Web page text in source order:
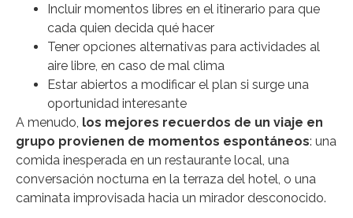
Incluir momentos libres en el itinerario para que
cada quien decida qué hacer
Tener opciones alternativas para actividades al
aire libre, en caso de mal clima
Estar abiertos a modificar el plan si surge una
oportunidad interesante
A menudo, los mejores recuerdos de un viaje en
grupo provienen de momentos espontáneos: una
comida inesperada en un restaurante local, una
conversación nocturna en la terraza del hotel, o una
caminata improvisada hacia un mirador desconocido.